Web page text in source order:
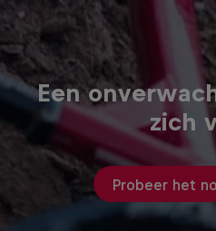
Een
zich
Probeer het